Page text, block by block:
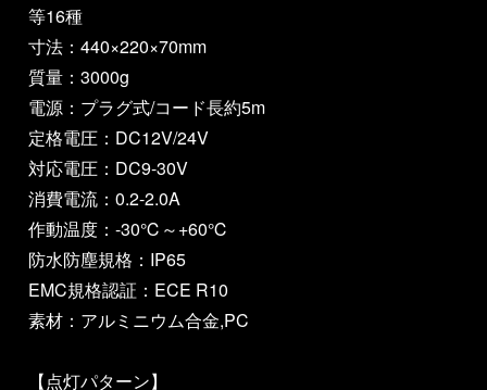
等16種
寸法：440×220×70mm
質量：3000g
電源：プラグ式/コード長約5m
定格電圧：DC12V/24V
対応電圧：DC9-30V
消費電流：0.2-2.0A
作動温度：-30℃～+60℃
防水防塵規格：IP65
EMC規格認証：ECE R10
素材：アルミニウム合金,PC
【点灯パターン】